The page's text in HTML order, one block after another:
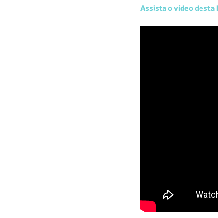
Assista o vídeo desta